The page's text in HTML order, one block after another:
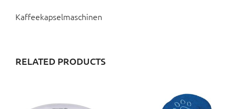
Kaffeekapselmaschinen
RELATED PRODUCTS